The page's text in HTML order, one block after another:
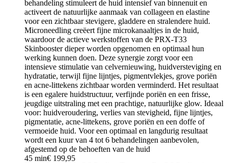
behandeling stimuleert de huid intensief van binnenuit en
activeert de natuurlijke aanmaak van collageen en elastine
voor een zichtbaar stevigere, gladdere en stralendere huid.
Microneedling creëert fijne microkanaaltjes in de huid,
waardoor de actieve werkstoffen van de PRX-T33
Skinbooster dieper worden opgenomen en optimaal hun
werking kunnen doen. Deze synergie zorgt voor een
intensieve stimulatie van celvernieuwing, huidversteviging en
hydratatie, terwijl fijne lijntjes, pigmentvlekjes, grove poriën
en acne-littekens zichtbaar worden verminderd. Het resultaat
is een egalere huidstructuur, verfijnde poriën en een frisse,
jeugdige uitstraling met een prachtige, natuurlijke glow. Ideaal
voor: huidveroudering, verlies van stevigheid, fijne lijntjes,
pigmentatie, acne-littekens, grove poriën en een doffe of
vermoeide huid. Voor een optimaal en langdurig resultaat
wordt een kuur van 4 tot 6 behandelingen aanbevolen,
afgestemd op de behoeften van de huid
45 min€ 199,95